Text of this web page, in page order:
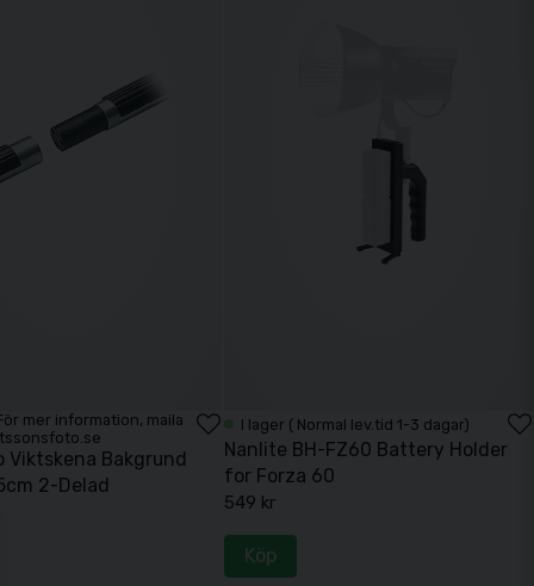
mer information, maila
Bakgrund
2-Delad
I lager ( Normal lev.tid 1-3 dagar)
Nanlite BH-FZ60 Battery Holder
for Forza 60
549 kr
Köp